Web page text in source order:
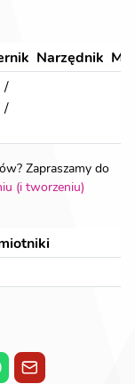
Narzędnik
/
/
Zapraszamy do
(i tworzeniu)